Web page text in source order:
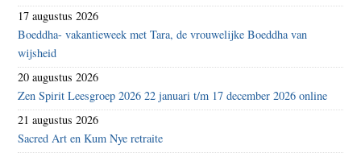
17 augustus 2026
Boeddha- vakantieweek met Tara, de vrouwelijke Boeddha van
wijsheid
20 augustus 2026
Zen Spirit Leesgroep 2026 22 januari t/m 17 december 2026 online
21 augustus 2026
Sacred Art en Kum Nye retraite